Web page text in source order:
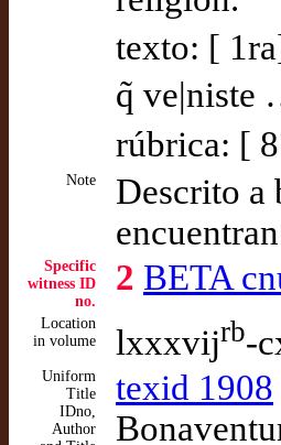
texto: [
q̃ ve|niste
rúbrica: [
Note
Descrito a
Specific
witness ID
no.
2 BETA
Location
in volume
lxxxvijrb-
Uniform
Title
IDno,
Author
texid 1908